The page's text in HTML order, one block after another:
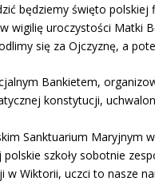
będziemy święto
wigilię uroczystości Matki
się za Ojczyznę, a
Bankietem,
konstytucji,
Sanktuarium
szkoły sobotnie
w Wiktorii, uczci to nasze